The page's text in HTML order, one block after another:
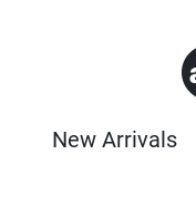
New Arrivals